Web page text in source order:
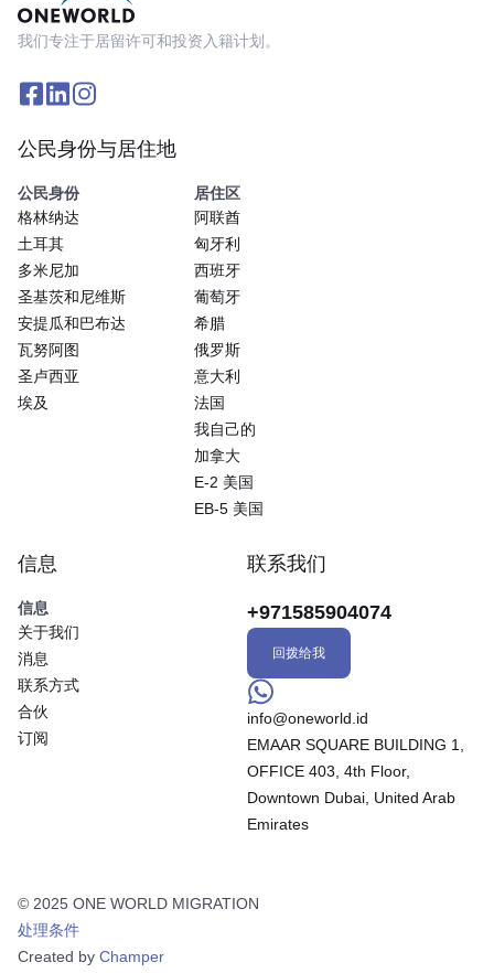
我们专注于居留许可和投资入籍计划。
公民身份与居住地
公民身份
格林纳达
土耳其
多米尼加
圣基茨和尼维斯
安提瓜和巴布达
瓦努阿图
圣卢西亚
埃及
居住区
阿联酋
匈牙利
西班牙
葡萄牙
希腊
俄罗斯
意大利
法国
我自己的
加拿大
E-2 美国
EB-5 美国
信息
信息
关于我们
消息
联系方式
合伙
订阅
联系我们
+971585904074
回拨给我
info@oneworld.id
EMAAR SQUARE BUILDING 1,
OFFICE 403, 4th Floor,
Downtown Dubai, United Arab
Emirates
© 2025 ONE WORLD MIGRATION
处理条件
Created by Champer